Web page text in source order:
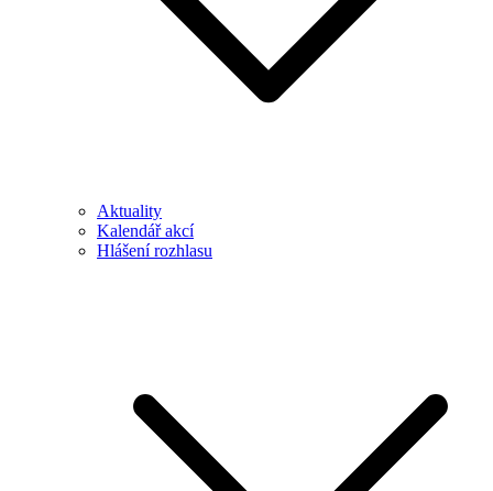
Aktuality
Kalendář akcí
Hlášení rozhlasu